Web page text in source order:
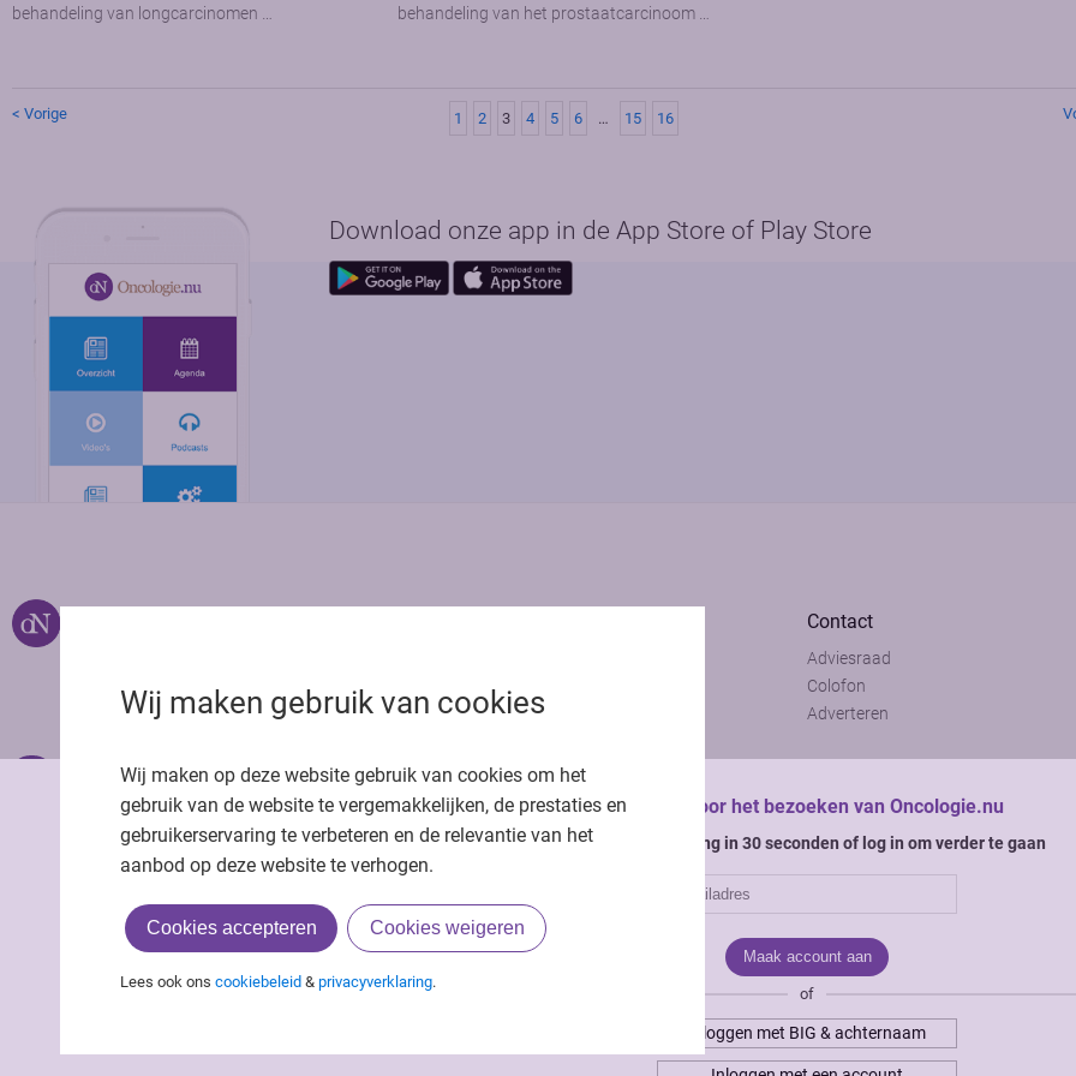
Wij maken gebruik van cookies
Wij maken op deze website gebruik van cookies om het
gebruik van de website te vergemakkelijken, de prestaties en
gebruikerservaring te verbeteren en de relevantie van het
aanbod op deze website te verhogen.
Cookies accepteren Cookies weigeren
Lees ook ons cookiebeleid & privacyverklaring.
Bedankt voor het bezoeken van Oncologie.nu
Krijg gratis toegang in 30 seconden of log in om verder te gaan
of
Inloggen met BIG & achternaam
behandeling van longcarcinomen …
behandeling van het prostaatcarcinoom …
< Vorige 1 2 3 4 5 6 … 15 16
Download onze app in de App Store of Play Store
Privacy statement
Cookie statement
Richtlijnen
Contact
Adviesraad
Colofon
Adverteren